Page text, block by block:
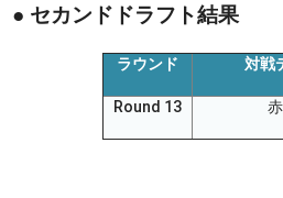
● セカンドドラフト結果
ラウンド 対戦
Round 13